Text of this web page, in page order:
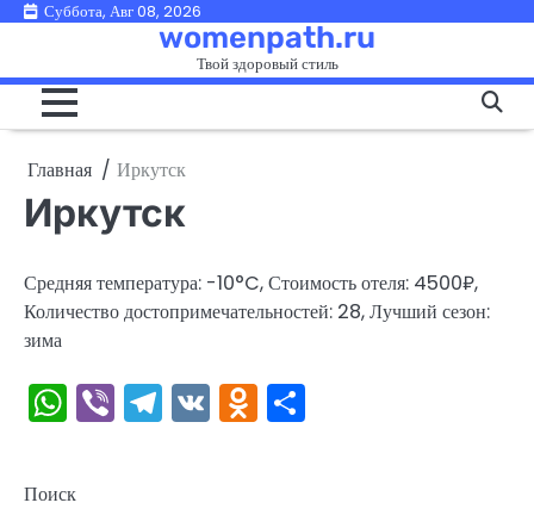
ПерейтиСуббота, Авг 08, 2026
womenpath.ru
Твой здоровый стиль
Главная Иркутск
Иркутск
Средняя температура: -10°C, Стоимость отеля: 4500₽,
Количество достопримечательностей: 28, Лучший сезон:
зима
WhatsApp
ViberTelegram
VKOdnoklassniki
Поиск